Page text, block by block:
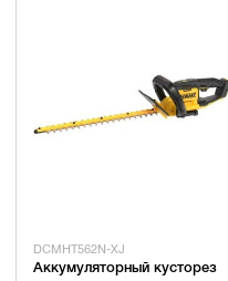
DCMHT562N-XJ
Аккумуляторный кусторез